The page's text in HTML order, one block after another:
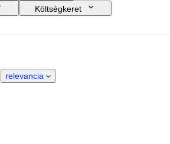
Költségkeret
Extrák
Mérték
relevancia